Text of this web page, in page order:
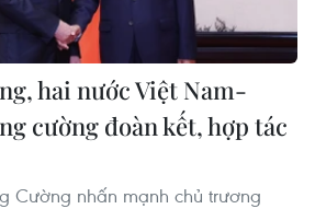
hai nước Việt Nam-
cường đoàn kết, hợp tác
Cường nhấn mạnh chủ trương